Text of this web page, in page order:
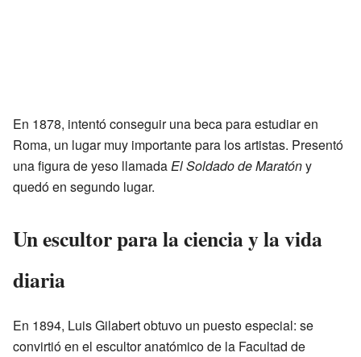
En 1878, intentó conseguir una beca para estudiar en
Roma, un lugar muy importante para los artistas. Presentó
una figura de yeso llamadaEl Soldado de Maratóny
quedó en segundo lugar.
Un escultor para la ciencia y la vida
diaria
En 1894, Luis Gilabert obtuvo un puesto especial: se
convirtió en el escultor anatómico de la Facultad de